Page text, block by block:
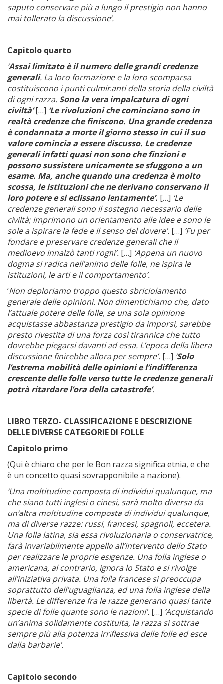
saputo conservare più a lungo il prestigio non hanno
mai tollerato la discussione’.
Capitolo quarto
‘Assai limitato è il numero delle grandi credenze
generali. La loro formazione e la loro scomparsa
costituiscono i punti culminanti della storia della civiltà
di ogni razza. Sono la vera impalcatura di ogni
civiltà’[…] ‘Le rivoluzioni che cominciano sono in
realtà credenze che finiscono. Una grande credenza
è condannata a morte il giorno stesso in cui il suo
valore comincia a essere discusso. Le credenze
generali infatti quasi non sono che finzioni e
possono sussistere unicamente se sfuggono a un
esame. Ma, anche quando una credenza è molto
scossa, le istituzioni che ne derivano conservano il
loro potere e si eclissano lentamente’. […] ‘Le
credenze generali sono il sostegno necessario delle
civiltà; imprimono un orientamento alle idee e sono le
sole a ispirare la fede e il senso del dovere’. […] ‘Fu per
fondare e preservare credenze generali che il
medioevo innalzò tanti roghi’. […] ‘Appena un nuovo
dogma si radica nell’animo delle folle, ne ispira le
istituzioni, le arti e il comportamento’.
‘Non deploriamo troppo questo sbriciolamento
generale delle opinioni. Non dimentichiamo che, dato
l’attuale potere delle folle, se una sola opinione
acquistasse abbastanza prestigio da imporsi, sarebbe
presto rivestita di una forza così tirannica che tutto
dovrebbe piegarsi davanti ad essa. L’epoca della libera
discussione finirebbe allora per sempre’. […] ‘Solo
l’estrema mobilità delle opinioni e l’indifferenza
crescente delle folle verso tutte le credenze generali
potrà ritardare l’ora della catastrofe’.
LIBRO TERZO- CLASSIFICAZIONE E DESCRIZIONE
DELLE DIVERSE CATEGORIE DI FOLLE
Capitolo primo
(Qui è chiaro che per le Bon razza significa etnia, e che
è un concetto quasi sovrapponibile a nazione).
‘Una moltitudine composta di individui qualunque, ma
che siano tutti inglesi o cinesi, sarà molto diversa da
un’altra moltitudine composta di individui qualunque,
ma di diverse razze: russi, francesi, spagnoli, eccetera.
Una folla latina, sia essa rivoluzionaria o conservatrice,
farà invariabilmente appello all’intervento dello Stato
per realizzare le proprie esigenze. Una folla inglese o
americana, al contrario, ignora lo Stato e si rivolge
all’iniziativa privata. Una folla francese si preoccupa
soprattutto dell’uguaglianza, ed una folla inglese della
libertà. Le differenze fra le razze generano quasi tante
specie di folle quante sono le nazioni’. […] ‘Acquistando
un’anima solidamente costituita, la razza si sottrae
sempre più alla potenza irriflessiva delle folle ed esce
dalla barbarie’.
Capitolo secondo